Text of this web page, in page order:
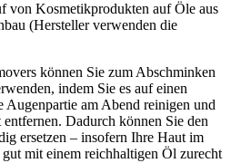
von Kosmetikprodukten auf Öle aus
(Hersteller verwenden die
können Sie zum Abschminken
indem Sie es auf einen
Augenpartie am Abend reinigen und
Dadurch können Sie den
ersetzen – insofern Ihre Haut im
mit einem reichhaltigen Öl zurecht